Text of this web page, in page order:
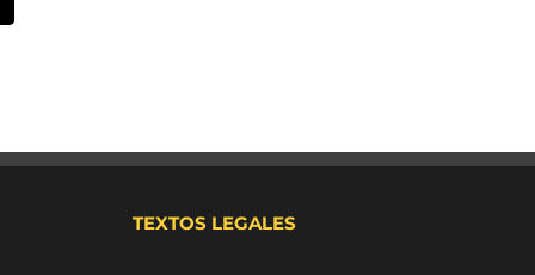
TEXTOS LEGALES